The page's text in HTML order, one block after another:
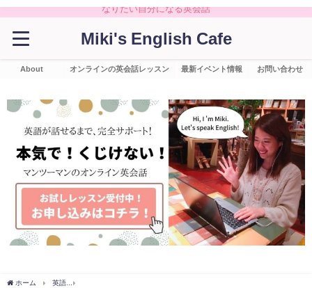
なりたい自分になる英会話
Miki's English Cafe
About オンラインの英会話レッスン 最新イベント情報 お問い合わせ
ホーム 英語